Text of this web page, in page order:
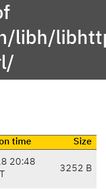
libh/
time
Size
20:48
3252 B